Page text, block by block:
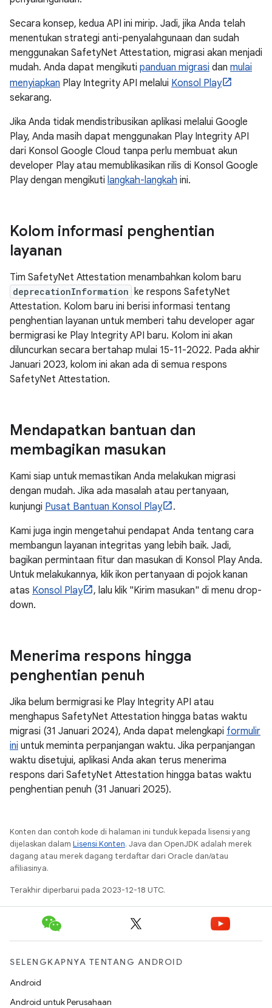
Secara konsep, kedua API ini mirip. Jadi, jika Anda telah
menentukan strategi anti-penyalahgunaan dan sudah
menggunakan SafetyNet Attestation, migrasi akan menjadi
mudah. Anda dapat mengikuti panduan migrasi dan mulai
menyiapkan Play Integrity API melalui Konsol Play
sekarang.
Jika Anda tidak mendistribusikan aplikasi melalui Google
Play, Anda masih dapat menggunakan Play Integrity API
dari Konsol Google Cloud tanpa perlu membuat akun
developer Play atau memublikasikan rilis di Konsol Google
Play dengan mengikuti langkah-langkah ini.
Kolom informasi penghentian
layanan
Tim SafetyNet Attestation menambahkan kolom baru
deprecationInformation ke respons SafetyNet
Attestation. Kolom baru ini berisi informasi tentang
penghentian layanan untuk memberi tahu developer agar
bermigrasi ke Play Integrity API baru. Kolom ini akan
diluncurkan secara bertahap mulai 15-11-2022. Pada akhir
Januari 2023, kolom ini akan ada di semua respons
SafetyNet Attestation.
Mendapatkan bantuan dan
membagikan masukan
Kami siap untuk memastikan Anda melakukan migrasi
dengan mudah. Jika ada masalah atau pertanyaan,
kunjungi Pusat Bantuan Konsol Play
.
Kami juga ingin mengetahui pendapat Anda tentang cara
membangun layanan integritas yang lebih baik. Jadi,
bagikan permintaan fitur dan masukan di Konsol Play Anda.
Untuk melakukannya, klik ikon pertanyaan di pojok kanan
atas Konsol Play
, lalu klik "Kirim masukan" di menu drop-
down.
Menerima respons hingga
penghentian penuh
Jika belum bermigrasi ke Play Integrity API atau
menghapus SafetyNet Attestation hingga batas waktu
migrasi (31 Januari 2024), Anda dapat melengkapi formulir
ini untuk meminta perpanjangan waktu. Jika perpanjangan
waktu disetujui, aplikasi Anda akan terus menerima
respons dari SafetyNet Attestation hingga batas waktu
penghentian penuh (31 Januari 2025).
Konten dan contoh kode di halaman ini tunduk kepada lisensi yang
dijelaskan dalam Lisensi Konten. Java dan OpenJDK adalah merek
dagang atau merek dagang terdaftar dari Oracle dan/atau
afiliasinya.
Terakhir diperbarui pada 2023-12-18 UTC.
SELENGKAPNYA TENTANG ANDROID
Android
Android untuk Perusahaan